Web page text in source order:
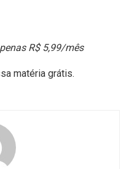
R$ 5,99/mês
matéria grátis.